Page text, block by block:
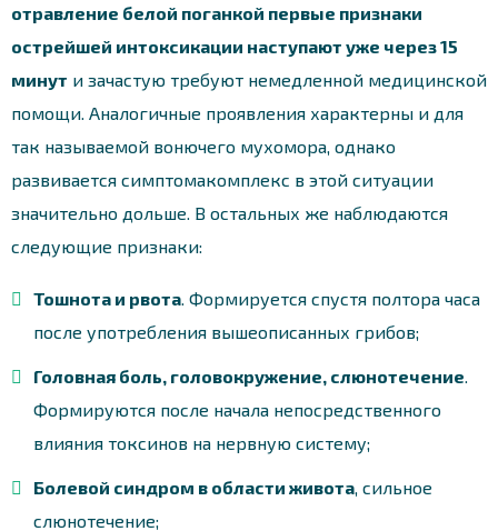
отравление белой поганкой первые признаки
острейшей интоксикации наступают уже через 15
минут и зачастую требуют немедленной медицинской
помощи. Аналогичные проявления характерны и для
так называемой вонючего мухомора, однако
развивается симптомакомплекс в этой ситуации
значительно дольше. В остальных же наблюдаются
следующие признаки:
Тошнота и рвота . Формируется спустя полтора часа
после употребления вышеописанных грибов;
Головная боль, головокружение, слюнотечение
Формируются после начала непосредственного
влияния токсинов на нервную систему;
Болевой синдром в области живота , сильное
слюнотечение;